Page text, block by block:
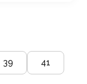
39 41